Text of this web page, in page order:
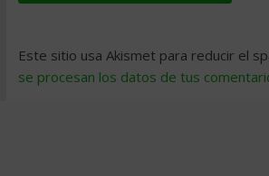
Este sitio usa Akismet para reducir el
se procesan los datos de tus